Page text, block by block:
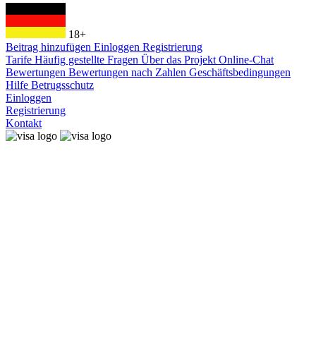
18+
Beitrag hinzufügen Einloggen Registrierung
Tarife Häufig gestellte Fragen Über das Projekt Online-Chat
Bewertungen Bewertungen nach Zahlen Geschäftsbedingungen
Hilfe Betrugsschutz
Einloggen
Registrierung
Kontakt